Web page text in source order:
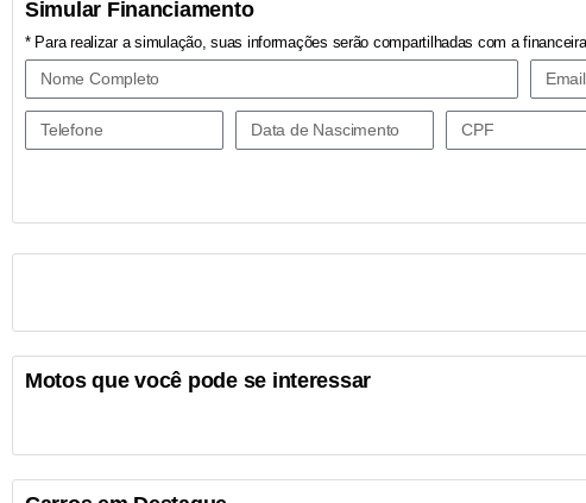
Simular Financiamento
* Para realizar a simulação, suas informações serão compartilhadas com a
Motos que você pode se interessar